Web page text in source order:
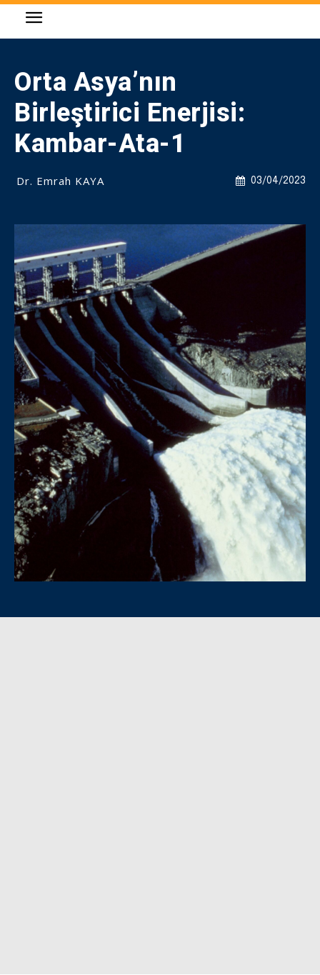
Orta Asya’nın
Birleştirici Enerjisi:
Kambar-Ata-1
03/04/2023
Dr. Emrah KAYA